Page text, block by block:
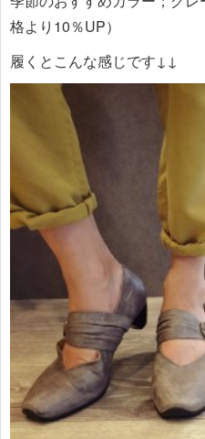
格より10％UP）
履くとこんな感じです↓↓